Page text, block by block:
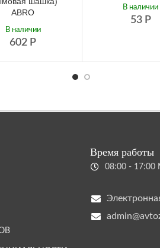
ABRO
602 Р
В наличии
53 Р
В наличии
Время работы
08:00 - 17:00